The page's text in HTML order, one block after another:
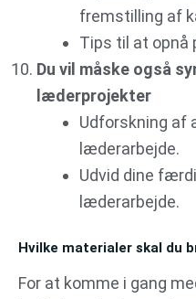
fremstilling af
Tips til at opnå
Du vil måske også
læderprojekter
Udforskning af
læderarbejde.
Udvid dine
læderarbejde.
Hvilke materialer skal du
For at komme i gang